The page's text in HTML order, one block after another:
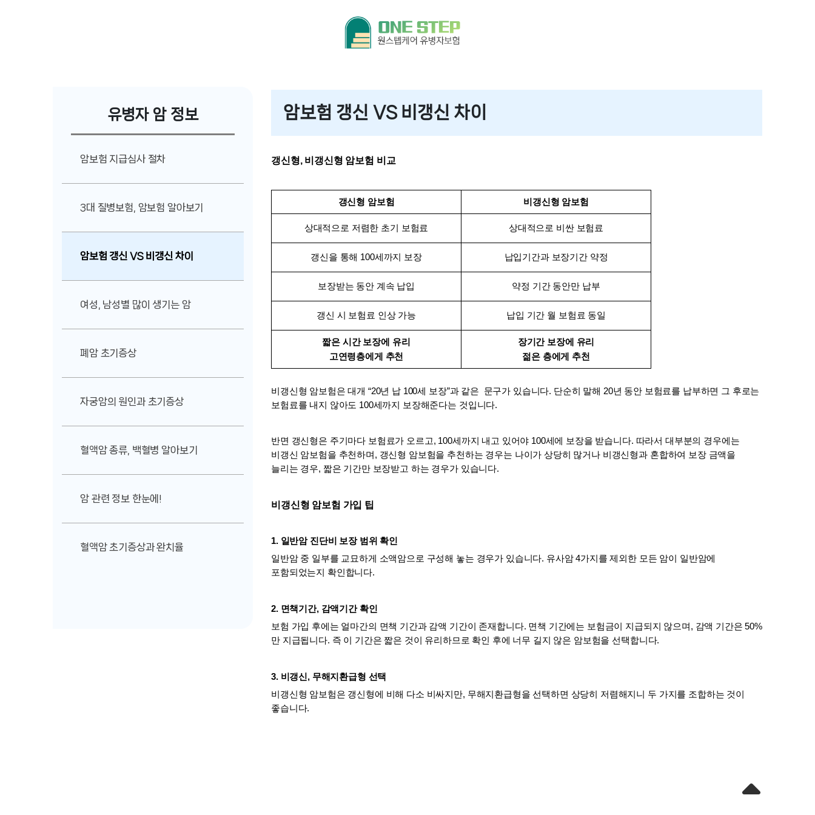
암보험 갱신 VS 비갱신 차이
갱신형, 비갱신형 암보험 비교
갱신형 암보험 비갱신형 암보험
상대적으로 저렴한 초기 보험료 상대적으로 비싼 보험료
갱신을 통해 100세까지 보장 납입기간과 보장기간 약정
보장받는 동안 계속 납입 약정 기간 동안만 납부
갱신 시 보험료 인상 가능 납입 기간 월 보험료 동일
짧은 시간 보장에 유리
고연령층에게 추천
장기간 보장에 유리
젊은 층에게 추천
비갱신형 암보험은 대개 “20년 납 100세 보장”과 같은  문구가 있습니다. 단순히 말해 20년 동안 보험료를 납부하면 그 후로는
보험료를 내지 않아도 100세까지 보장해준다는 것입니다.
반면 갱신형은 주기마다 보험료가 오르고, 100세까지 내고 있어야 100세에 보장을 받습니다. 따라서 대부분의 경우에는
비갱신 암보험을 추천하며, 갱신형 암보험을 추천하는 경우는 나이가 상당히 많거나 비갱신형과 혼합하여 보장 금액을
늘리는 경우, 짧은 기간만 보장받고 하는 경우가 있습니다.
비갱신형 암보험 가입 팁
1. 일반암 진단비 보장 범위 확인
일반암 중 일부를 교묘하게 소액암으로 구성해 놓는 경우가 있습니다. 유사암 4가지를 제외한 모든 암이 일반암에
포함되었는지 확인합니다.
2. 면책기간, 감액기간 확인
보험 가입 후에는 얼마간의 면책 기간과 감액 기간이 존재합니다. 면책 기간에는 보험금이 지급되지 않으며, 감액 기간은 50%
만 지급됩니다. 즉 이 기간은 짧은 것이 유리하므로 확인 후에 너무 길지 않은 암보험을 선택합니다.
3. 비갱신, 무해지환급형 선택
비갱신형 암보험은 갱신형에 비해 다소 비싸지만, 무해지환급형을 선택하면 상당히 저렴해지니 두 가지를 조합하는 것이
좋습니다.
유병자 암 정보
암보험 지급심사 절차
3대 질병보험, 암보험 알아보기
암보험 갱신 VS 비갱신 차이
여성, 남성별 많이 생기는 암
폐암 초기증상
자궁암의 원인과 초기증상
혈액암 종류, 백혈병 알아보기
암 관련 정보 한눈에!
혈액암 초기증상과 완치율